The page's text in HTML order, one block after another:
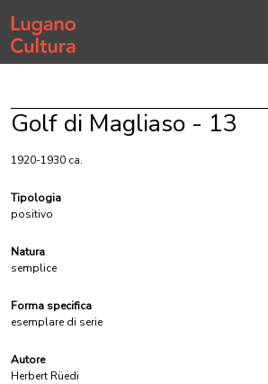
Home page
Golf di Magliaso - 13
1920-1930 ca.
Tipologia
positivo
Natura
semplice
Forma specifica
esemplare di serie
Autore
Herbert Rüedi